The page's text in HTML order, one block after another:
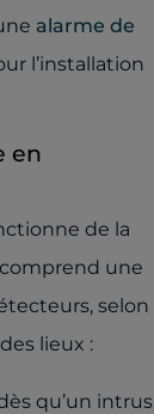
alarme de
l’installation
en
de la
une
selon
lieux :
qu’un intrus